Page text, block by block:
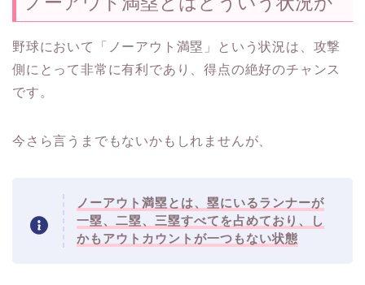
野球において「ノーアウト満塁」という状況は、攻撃
側にとって非常に有利であり、得点の絶好のチャンス
です。
今さら言うまでもないかもしれませんが、
ノーアウト満塁とは、塁にいるランナーが
一塁、二塁、三塁すべてを占めており、し
かもアウトカウントが一つもない状態